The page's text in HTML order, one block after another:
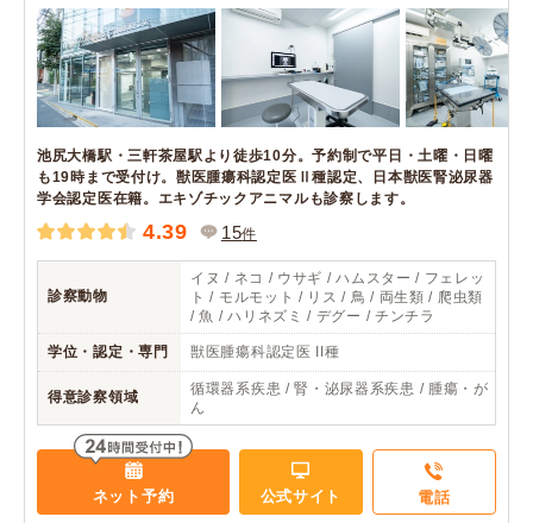
池尻大橋駅・三軒茶屋駅より徒歩10分。予約制で平日・土曜・日曜
も19時まで受付け。獣医腫瘍科認定医Ⅱ種認定、日本獣医腎泌尿器
学会認定医在籍。エキゾチックアニマルも診察します。
4.39 15件
診察動物
イヌ / ネコ / ウサギ / ハムスター / フェレッ
ト / モルモット / リス / 鳥 / 両生類 / 爬虫類
/ 魚 / ハリネズミ / デグー / チンチラ
学位・認定・専門 獣医腫瘍科認定医 II種
得意診察領域
循環器系疾患 / 腎・泌尿器系疾患 / 腫瘍・が
ん
ネット予約 公式サイト 電話